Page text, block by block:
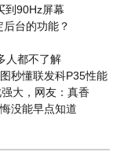
到90Hz屏幕
台的功能？
人都不了解
秒懂联发科P35性能
大，网友：真香
没能早点知道